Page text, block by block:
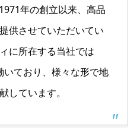
年の創立以来、高品
供させていただいてい
に所在する当社では
ており、様々な形で地
しています。